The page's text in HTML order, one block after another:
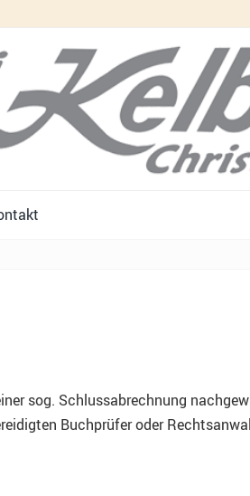
sog. Schlussabrechnung
Buchprüfer oder